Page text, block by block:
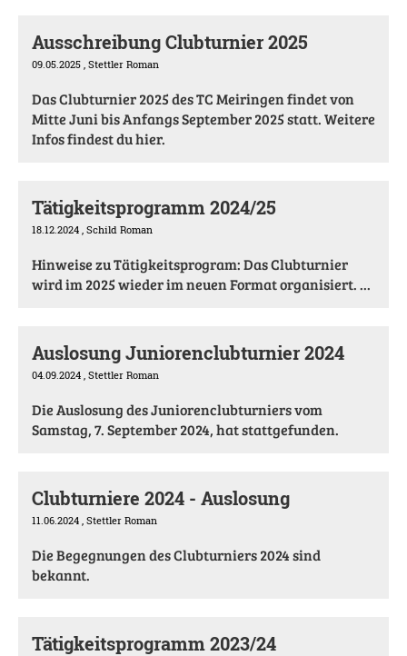
Ausschreibung Clubturnier 2025
09.05.2025 , Stettler Roman
Das Clubturnier 2025 des TC Meiringen findet von
Mitte Juni bis Anfangs September 2025 statt. Weitere
Infos findest du hier.
Tätigkeitsprogramm 2024/25
18.12.2024 , Schild Roman
Hinweise zu Tätigkeitsprogram: Das Clubturnier
wird im 2025 wieder im neuen Format organisiert. ...
Auslosung Juniorenclubturnier 2024
04.09.2024 , Stettler Roman
Die Auslosung des Juniorenclubturniers vom
Samstag, 7. September 2024, hat stattgefunden.
Clubturniere 2024 - Auslosung
11.06.2024 , Stettler Roman
Die Begegnungen des Clubturniers 2024 sind
bekannt.
Tätigkeitsprogramm 2023/24